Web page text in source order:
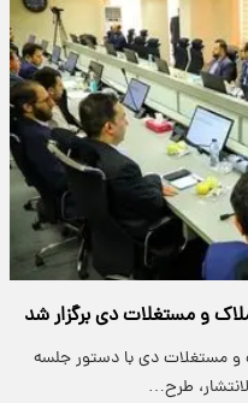
و مستغلات دی برگزار شد
مستغلات دی با دستور جلسه
طرح…